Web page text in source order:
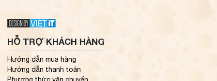
HỖ TRỢ KHÁCH HÀNG
Hướng dẫn mua hàng
Hướng dẫn thanh toán